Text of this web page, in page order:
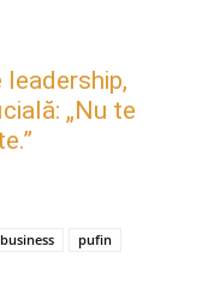
leadership,
„Nu te
business
pufin